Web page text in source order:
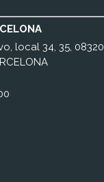
local 34, 35, 08320